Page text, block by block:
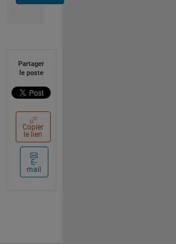
Partager
le poste
Copier
le lien
E-
mail